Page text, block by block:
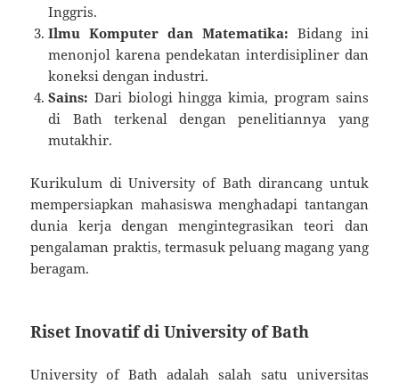
Inggris.
Ilmu Komputer dan Matematika: Bidang ini
menonjol karena pendekatan interdisipliner dan
koneksi dengan industri.
Sains: Dari biologi hingga kimia, program sains
di Bath terkenal dengan penelitiannya yang
mutakhir.
Kurikulum di University of Bath dirancang untuk
mempersiapkan mahasiswa menghadapi tantangan
dunia kerja dengan mengintegrasikan teori dan
pengalaman praktis, termasuk peluang magang yang
beragam.
Riset Inovatif di University of Bath
University of Bath adalah salah satu universitas